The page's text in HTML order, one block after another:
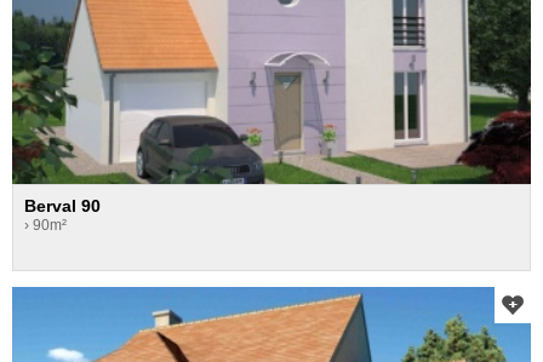
Berval 90
› 90m²